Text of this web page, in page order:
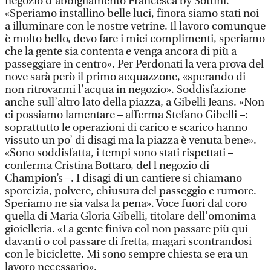
«Speriamo installino belle luci, finora siamo stati noi
a illuminare con le nostre vetrine. Il lavoro comunque
è molto bello, devo fare i miei complimenti, speriamo
che la gente sia contenta e venga ancora di più a
passeggiare in centro». Per Perdonati la vera prova del
nove sarà però il primo acquazzone, «sperando di
non ritrovarmi l’acqua in negozio». Soddisfazione
anche sull’altro lato della piazza, a Gibelli Jeans. «Non
ci possiamo lamentare – afferma Stefano Gibelli –:
soprattutto le operazioni di carico e scarico hanno
vissuto un po’ di disagi ma la piazza è venuta bene».
«Sono soddisfatta, i tempi sono stati rispettati –
conferma Cristina Bottaro, del l negozio di
Champion’s –. I disagi di un cantiere si chiamano
sporcizia, polvere, chiusura del passeggio e rumore.
Speriamo ne sia valsa la pena». Voce fuori dal coro
quella di Maria Gloria Gibelli, titolare dell’omonima
gioielleria. «La gente finiva col non passare più qui
davanti o col passare di fretta, magari scontrandosi
con le biciclette. Mi sono sempre chiesta se era un
lavoro necessario».